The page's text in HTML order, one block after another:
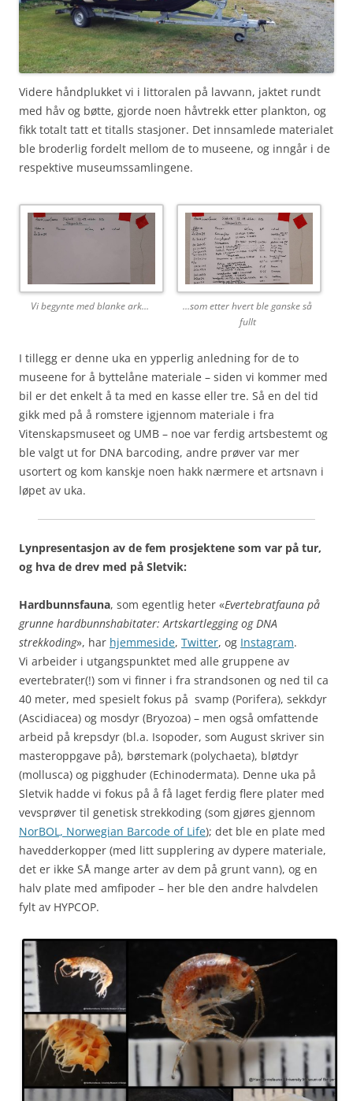
Videre håndplukket vi i littoralen på lavvann, jaktet rundt
med håv og bøtte, gjorde noen håvtrekk etter plankton, og
fikk totalt tatt et titalls stasjoner. Det innsamlede materialet
ble broderlig fordelt mellom de to museene, og inngår i de
respektive museumssamlingene.
Vi begynte med blanke ark…
…som etter hvert ble ganske så
fullt
I tillegg er denne uka en ypperlig anledning for de to
museene for å byttelåne materiale – siden vi kommer med
bil er det enkelt å ta med en kasse eller tre. Så en del tid
gikk med på å romstere igjennom materiale i fra
Vitenskapsmuseet og UMB – noe var ferdig artsbestemt og
ble valgt ut for DNA barcoding, andre prøver var mer
usortert og kom kanskje noen hakk nærmere et artsnavn i
løpet av uka.
Lynpresentasjon av de fem prosjektene som var på tur,
og hva de drev med på Sletvik:
Hardbunnsfauna, som egentlig heter «Evertebratfauna på
grunne hardbunnshabitater: Artskartlegging og DNA
strekkoding», har hjemmeside, Twitter, og Instagram.
Vi arbeider i utgangspunktet med alle gruppene av
evertebrater(!) som vi finner i fra strandsonen og ned til ca
40 meter, med spesielt fokus på svamp (Porifera), sekkdyr
(Ascidiacea) og mosdyr (Bryozoa) – men også omfattende
arbeid på krepsdyr (bl.a. Isopoder, som August skriver sin
masteroppgave på), børstemark (polychaeta), bløtdyr
(mollusca) og pigghuder (Echinodermata). Denne uka på
Sletvik hadde vi fokus på å få laget ferdig flere plater med
vevsprøver til genetisk strekkoding (som gjøres gjennom
NorBOL, Norwegian Barcode of Life); det ble en plate med
havedderkopper (med litt supplering av dypere materiale,
det er ikke SÅ mange arter av dem på grunt vann), og en
halv plate med amfipoder – her ble den andre halvdelen
fylt av HYPCOP.